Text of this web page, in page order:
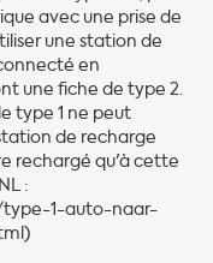
avec une prise de
une station de
en
une fiche de type 2.
type 1 ne peut
de recharge
rechargé qu'à cette
:
type-1-auto-naar-